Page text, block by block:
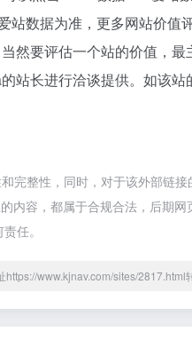
站数据为准，更多网站价值
然要评估一个站的价值，最
站长进行洽谈提供。如该站
完整性，同时，对于该外部链接
内容，都属于合规合法，后期网
任。
https://www.kjnav.com/sites/2817.html